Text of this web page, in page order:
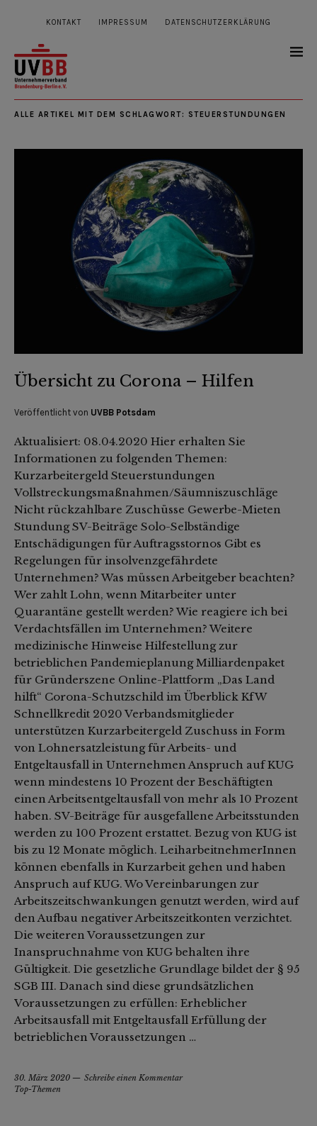
KONTAKT IMPRESSUM DATENSCHUTZERKLÄRUNG
ALLE ARTIKEL MIT DEM SCHLAGWORT: STEUERSTUNDUNGEN
Übersicht zu Corona – Hilfen
Veröffentlicht von UVBB Potsdam
Aktualisiert: 08.04.2020 Hier erhalten Sie
Informationen zu folgenden Themen:
Kurzarbeitergeld Steuerstundungen
Vollstreckungsmaßnahmen/Säumniszuschläge
Nicht rückzahlbare Zuschüsse Gewerbe-Mieten
Stundung SV-Beiträge Solo-Selbständige
Entschädigungen für Auftragsstornos Gibt es
Regelungen für insolvenzgefährdete
Unternehmen? Was müssen Arbeitgeber beachten?
Wer zahlt Lohn, wenn Mitarbeiter unter
Quarantäne gestellt werden? Wie reagiere ich bei
Verdachtsfällen im Unternehmen? Weitere
medizinische Hinweise Hilfestellung zur
betrieblichen Pandemieplanung Milliardenpaket
für Gründerszene Online-Plattform „Das Land
hilft“ Corona-Schutzschild im Überblick KfW
Schnellkredit 2020 Verbandsmitglieder
unterstützen Kurzarbeitergeld Zuschuss in Form
von Lohnersatzleistung für Arbeits- und
Entgeltausfall in Unternehmen Anspruch auf KUG
wenn mindestens 10 Prozent der Beschäftigten
einen Arbeitsentgeltausfall von mehr als 10 Prozent
haben. SV-Beiträge für ausgefallene Arbeitsstunden
werden zu 100 Prozent erstattet. Bezug von KUG ist
bis zu 12 Monate möglich. LeiharbeitnehmerInnen
können ebenfalls in Kurzarbeit gehen und haben
Anspruch auf KUG. Wo Vereinbarungen zur
Arbeitszeitschwankungen genutzt werden, wird auf
den Aufbau negativer Arbeitszeitkonten verzichtet.
Die weiteren Voraussetzungen zur
Inanspruchnahme von KUG behalten ihre
Gültigkeit. Die gesetzliche Grundlage bildet der § 95
SGB III. Danach sind diese grundsätzlichen
Voraussetzungen zu erfüllen: Erheblicher
Arbeitsausfall mit Entgeltausfall Erfüllung der
betrieblichen Voraussetzungen …
30. März 2020
Schreibe einen Kommentar
Top-Themen